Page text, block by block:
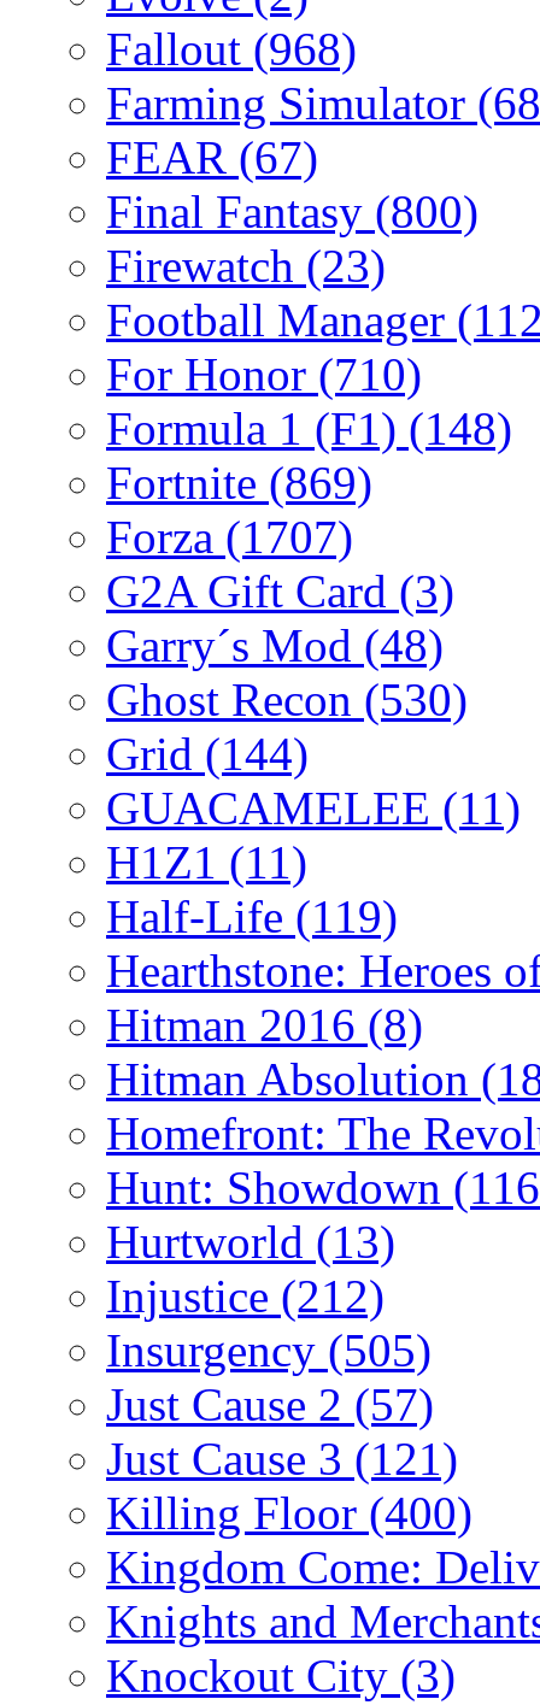
Fallout (968)
Farming Simulator
FEAR (67)
Final Fantasy (800)
Firewatch (23)
Football Manager
For Honor (710)
Formula 1 (F1) (148)
Fortnite (869)
Forza (1707)
G2A Gift Card (3)
Garry´s Mod (48)
Ghost Recon (530)
Grid (144)
GUACAMELEE (11)
H1Z1 (11)
Half-Life (119)
Hearthstone: Heroes
Hitman 2016 (8)
Hitman Absolution
Homefront: The
Hunt: Showdown
Hurtworld (13)
Injustice (212)
Insurgency (505)
Just Cause 2 (57)
Just Cause 3 (121)
Killing Floor (400)
Kingdom Come:
Knights and
Knockout City (3)